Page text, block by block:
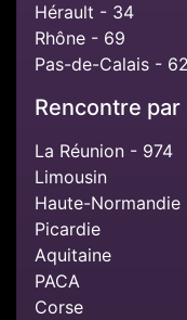
Hérault - 34
Rhône - 69
Pas-de-Calais - 62
Rencontre par
La Réunion - 974
Limousin
Haute-Normandie
Picardie
Aquitaine
PACA
Corse